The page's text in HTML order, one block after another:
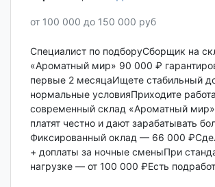
от 100 000 до 150 000 руб
Специалист по подборуСборщик на
«Ароматный мир» 90 000 ₽
первые 2 месяцаИщете стабильный
нормальные условияПриходите
современный склад «Ароматный
платят честно и дают зарабатывать
Фиксированный оклад — 66 000
+ доплаты за ночные сменыПри
нагрузке — от 100 000 ₽Есть